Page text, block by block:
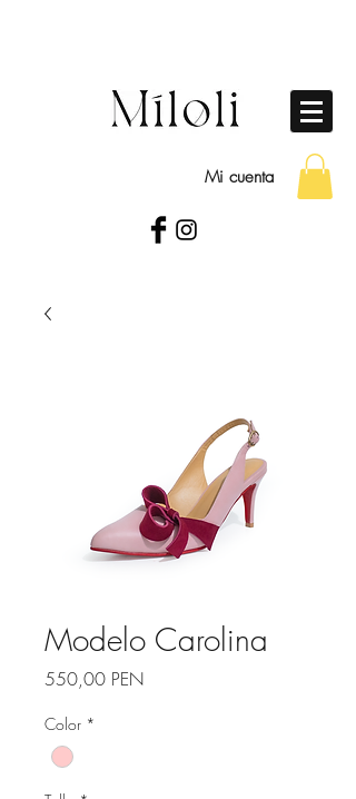
Mi cuenta
Modelo Carolina
550,00 PENPrecio
Color *